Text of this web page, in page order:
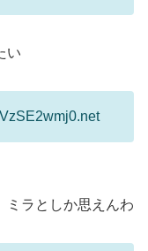
い
ミラとしか思えんわ